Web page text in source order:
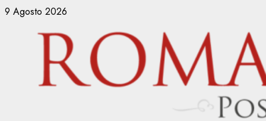
Vai
contenuto
9 Agosto 2026